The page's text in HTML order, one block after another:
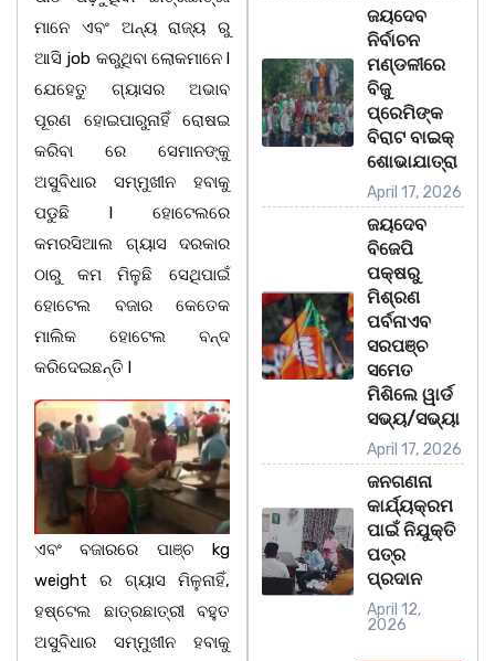
ମାନେ ଏବଂ ଅନ୍ୟ ରାଜ୍ୟ ରୁ
ଆସି job କରୁଥିବା ଲୋକମାନେ l
ଯେହେତୁ ଗ୍ୟାସର ଅଭାବ
ପୂରଣ ହୋଇପାରୁନାହିଁ ରୋଷଇ
କରିବା ରେ ସେମାନଙ୍କୁ
ଅସୁବିଧାର ସମ୍ମୁଖୀନ ହବାକୁ
ପଡୁଛି l ହୋଟେଲରେ
କମରସିଆଲ ଗ୍ୟାସ ଦରକାର
ଠାରୁ କମ ମିଳୁଛି ସେଥିପାଇଁ
ହୋଟେଲ ବଜାର କେତେକ
ମାଲିକ ହୋଟେଲ ବନ୍ଦ
କରିଦେଇଛନ୍ତି l
ଏବଂ ବଜାରରେ ପାଞ୍ଚ kg
weight ର ଗ୍ୟାସ ମିଳୁନାହିଁ,
ହଷ୍ଟେଲ ଛାତ୍ରଛାତ୍ରୀ ବହୁତ
ଅସୁବିଧାର ସମ୍ମୁଖୀନ ହବାକୁ
ଜୟଦେବ
ନିର୍ବାଚନ
ମଣ୍ଡଳୀରେ
ବିଜୁ
ପ୍ରେମିଙ୍କ
ବିରାଟ ବାଇକ୍
ଶୋଭାଯାତ୍ରା
April 17, 2026
ଜୟଦେବ
ବିଜେପି
ପକ୍ଷରୁ
ମିଶ୍ରଣ
ପର୍ବନାଏବ
ସରପଞ୍ଚ
ସମେତ
ମିଶିଲେ ୱାର୍ଡ
ସଭ୍ୟ/ସଭ୍ୟା
April 17, 2026
ଜନଗଣନା
କାର୍ଯ୍ୟକ୍ରମ
ପାଇଁ ନିଯୁକ୍ତି
ପତ୍ର
ପ୍ରଦାନ
April 12,
2026